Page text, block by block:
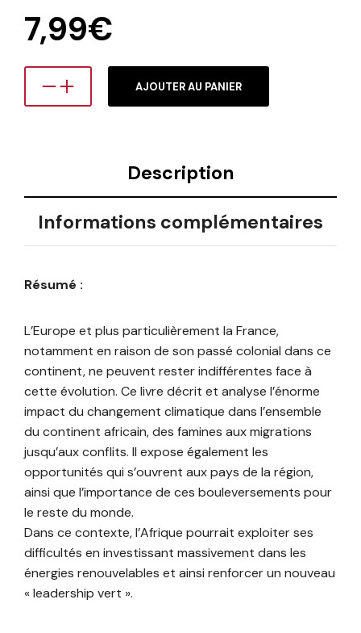
7,99€
AJOUTER AU PANIER
Description
Informations complémentaires
Résumé :
L’Europe et plus particulièrement la France,
notamment en raison de son passé colonial dans ce
continent, ne peuvent rester indifférentes face à
cette évolution. Ce livre décrit et analyse l’énorme
impact du changement climatique dans l’ensemble
du continent africain, des famines aux migrations
jusqu’aux conflits. Il expose également les
opportunités qui s’ouvrent aux pays de la région,
ainsi que l’importance de ces bouleversements pour
le reste du monde.
Dans ce contexte, l’Afrique pourrait exploiter ses
difficultés en investissant massivement dans les
énergies renouvelables et ainsi renforcer un nouveau
« leadership vert ».